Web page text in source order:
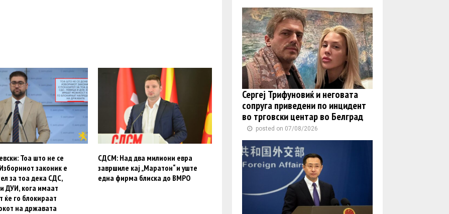
Тоа што не се
законик е
за тоа дека СДС,
ДУИ, кога имаат
ќе го блокираат
на државата
СДСМ: Над два милиони евра
завршиле кај „Маратон“ и уште
една фирма блиска до ВМРО
Сергеј Трифуновиќ и неговата
сопруга приведени по инцидент
во трговски центар во Белград
posted on 07/08/2026